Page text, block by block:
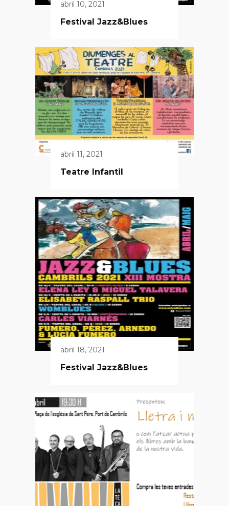
abril 10, 2021
Festival Jazz&Blues
abril 11, 2021
Teatre Infantil
abril 18, 2021
Festival Jazz&Blues